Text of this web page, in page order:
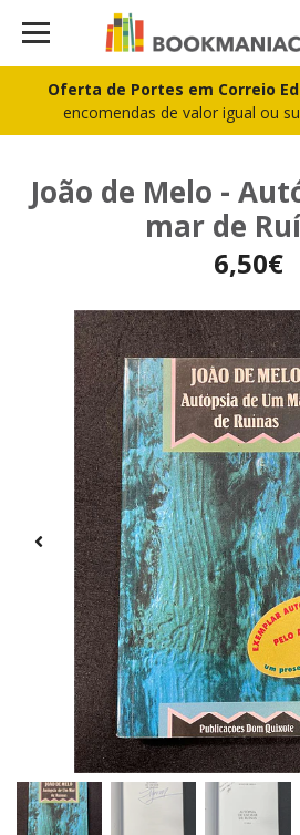
Oferta de Portes em Correio
encomendas de valor igual ou
João de Melo -
mar de
6,50€